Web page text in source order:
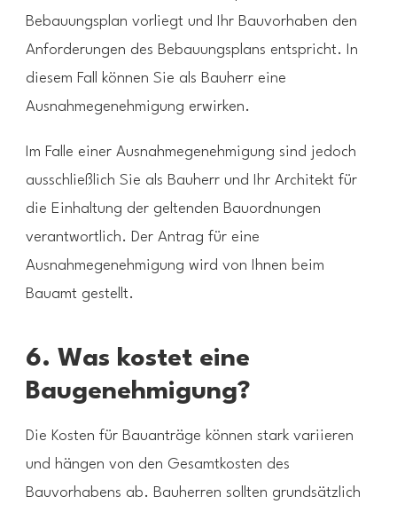
Bebauungsplan vorliegt und Ihr Bauvorhaben den
Anforderungen des Bebauungsplans entspricht. In
diesem Fall können Sie als Bauherr eine
Ausnahmegenehmigung erwirken.
Im Falle einer Ausnahmegenehmigung sind jedoch
ausschließlich Sie als Bauherr und Ihr Architekt für
die Einhaltung der geltenden Bauordnungen
verantwortlich. Der Antrag für eine
Ausnahmegenehmigung wird von Ihnen beim
Bauamt gestellt.
6. Was kostet eine
Baugenehmigung?
Die Kosten für Bauanträge können stark variieren
und hängen von den Gesamtkosten des
Bauvorhabens ab. Bauherren sollten grundsätzlich